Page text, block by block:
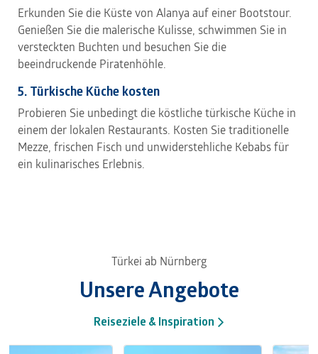
Erkunden Sie die Küste von Alanya auf einer Bootstour.
Genießen Sie die malerische Kulisse, schwimmen Sie in
versteckten Buchten und besuchen Sie die
beeindruckende Piratenhöhle.
5. Türkische Küche kosten
Probieren Sie unbedingt die köstliche türkische Küche in
einem der lokalen Restaurants. Kosten Sie traditionelle
Mezze, frischen Fisch und unwiderstehliche Kebabs für
ein kulinarisches Erlebnis.
Türkei ab Nürnberg
Unsere Angebote
Reiseziele & Inspiration